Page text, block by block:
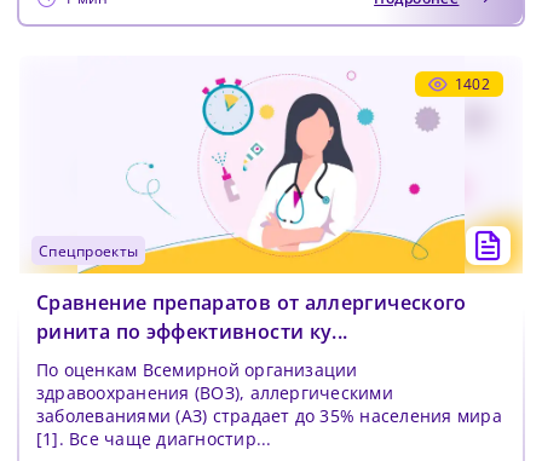
1402
спецпроекты
Сравнение препаратов от аллергического
ринита по эффективности ку...
По оценкам Всемирной организации
здравоохранения (ВОЗ), аллергическими
заболеваниями (АЗ) страдает до 35% населения мира
[1]. Все чаще диагностир...